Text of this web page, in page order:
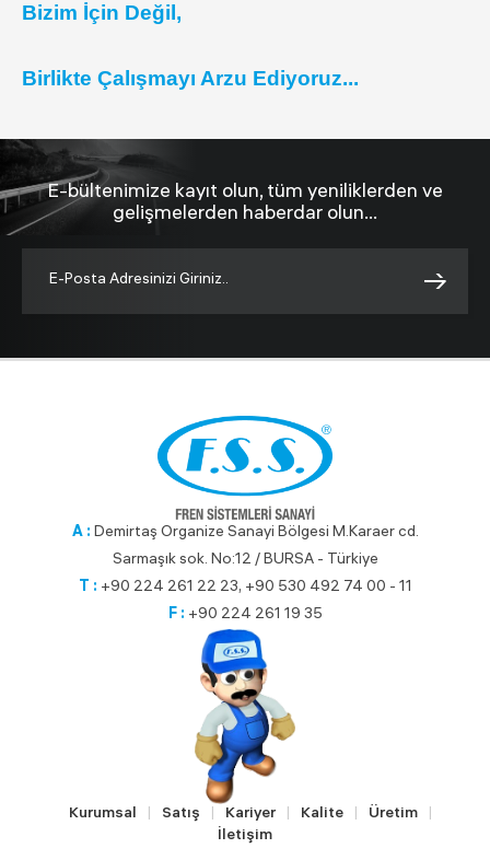
Bizim İçin Değil,
Birlikte Çalışmayı Arzu Ediyoruz...
E-bültenimize kayıt olun, tüm yeniliklerden ve
gelişmelerden haberdar olun...
A : Demirtaş Organize Sanayi Bölgesi M.Karaer cd.
Sarmaşık sok. No:12 / BURSA - Türkiye
T : +90 224 261 22 23, +90 530 492 74 00 - 11
F : +90 224 261 19 35
Kurumsal Satış Kariyer Kalite Üretim
İletişim